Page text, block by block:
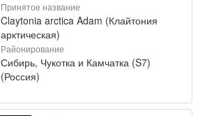
Принятое название
Claytonia arctica Adam (Клайтония
арктическая)
Районирование
Сибирь, Чукотка и Камчатка (S7)
(Россия)